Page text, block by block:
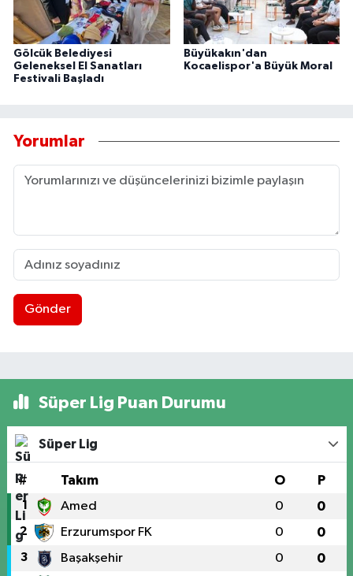
Gölcük Belediyesi
Geleneksel El Sanatları
Festivali Başladı
Büyükakın'dan
Kocaelispor'a Büyük Moral
Yorumlar
Gönder
Süper Lig Puan Durumu
Süper Lig
# Takım O P
1 Amed 0 0
2 Erzurumspor FK 0 0
3 Başakşehir 0 0